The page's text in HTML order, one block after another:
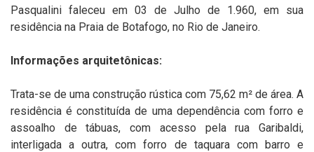
Pasqualini faleceu em 03 de Julho de 1.960, em sua
residência na Praia de Botafogo, no Rio de Janeiro.
Informações arquitetônicas:
Trata-se de uma construção rústica com 75,62 m² de área. A
residência é constituída de uma dependência com forro e
assoalho de tábuas, com acesso pela rua Garibaldi,
interligada a outra, com forro de taquara com barro e